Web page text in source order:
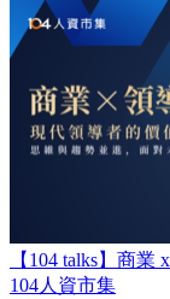
【104 talks】商
104人資市集